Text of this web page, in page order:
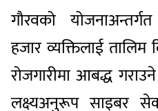
गौरवको
हजार व्यक्तिलाई तालिम
रोजगारीमा आबद्ध
लक्ष्यअनुरूप साइबर